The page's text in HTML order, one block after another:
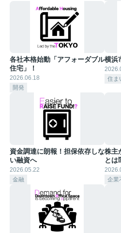
各社本格始動「アフォーダブル
住宅」！
2026.06.18
開発
横浜
住ま
資金調達に朗報！担保依存しな
い融資へ
2026.05.22
金融
株主
とは⁉︎
企業